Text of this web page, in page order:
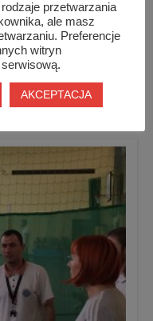
przetwarzania
ale masz
Preferencje
witryn
AKCEPTACJA